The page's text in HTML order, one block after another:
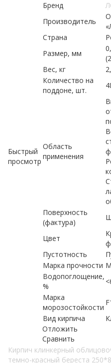
Быстрый
просмотр
Бренд
Производитель
Страна
Размер, мм
Вес, кг
Количество на
поддоне, шт.
Область
применения
Поверхность
(фактура)
Цвет
Пустотность
Марка прочности
Водопоглощение,
%
Марка
морозостойкости
Вид кирпича
Отложить
Сравнить
Кирпич клинкерный
темно-красный береста